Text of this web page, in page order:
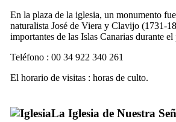
En la plaza de la iglesia, un monumento
naturalista José de Viera y Clavijo (1731-
importantes de las Islas Canarias durante
Teléfono : 00 34 922 340 261
El horario de visitas : horas de culto.
La Iglesia de Nuestra